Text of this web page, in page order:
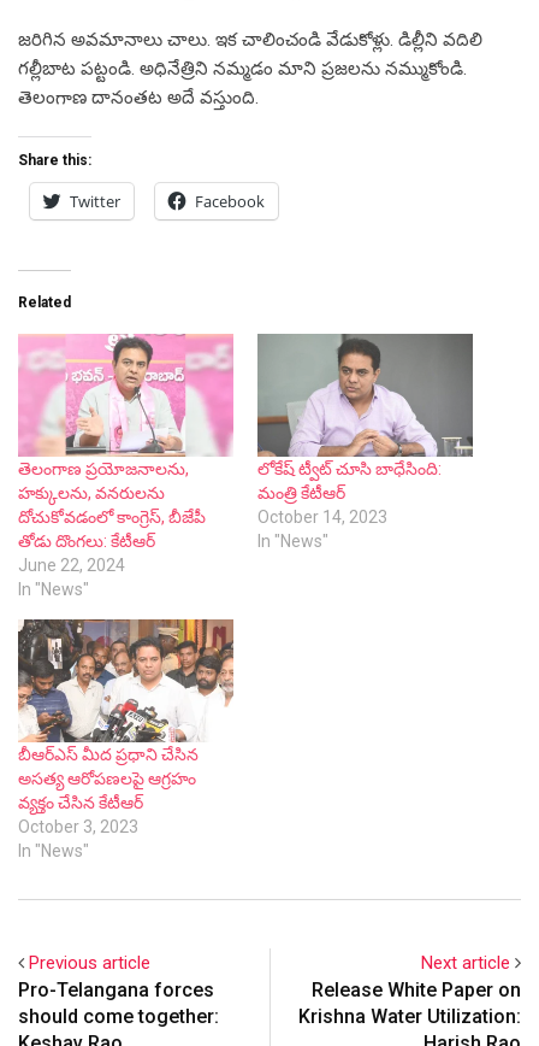
జరిగిన అవమానాలు చాలు. ఇక చాలించండి వేడుకోళ్లు. డిల్లీని వదిలి
గల్లీబాట పట్టండి. అధినేత్రిని నమ్మడం మాని ప్రజలను నమ్ముకోండి.
తెలంగాణ దానంతట అదే వస్తుంది.
Share this:
Twitter Facebook
Related
తెలంగాణ ప్రయోజనాలను,
హక్కులను, వనరులను
దోచుకోవడంలో కాంగ్రెస్, బీజేపీ
తోడు దొంగలు: కేటీఆర్
June 22, 2024
In "News"
లోకేష్ ట్వీట్ చూసి బాధేసింది:
మంత్రి కేటీఆర్
October 14, 2023
In "News"
బీఆర్ఎస్‌ మీద ప్రధాని చేసిన
అసత్య ఆరోపణలపై ఆగ్రహం
వ్యక్తం చేసిన కేటీఆర్
October 3, 2023
In "News"
Previous article
Pro-Telangana forces
should come together:
Next article
Release White Paper on
Krishna Water Utilization: